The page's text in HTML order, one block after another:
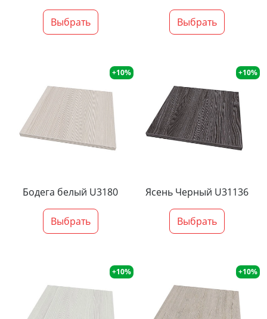
Выбрать Выбрать
+10%
Бодега белый U3180
Выбрать
+10%
Ясень Черный U31136
Выбрать
+10% +10%